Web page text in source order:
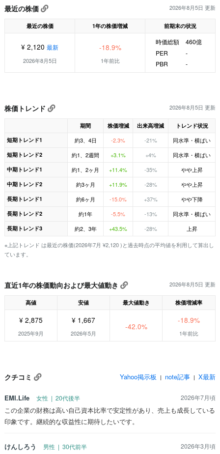
最近の株価 2026年8月5日 更新
最近の株価 1年の株価増減 前期末の状況
¥ 2,120 最新
2026年8月5日
-18.9%
1年前比
時価総額
460億
PER
-
PBR
-
株価トレンド 2026年8月5日 更新
期間 株価増減 出来高増減
トレンド状況
短期トレンド1
約3、4日 -2.3% -21% 同水準・横ばい
短期トレンド2 約1、2週間 +3.1% +4% 同水準・横ばい
中期トレンド1 約1、2ヶ月 +11.4% -35% やや上昇
中期トレンド2 約3ヶ月 +11.9% -28% やや上昇
長期トレンド1 約6ヶ月 -15.0% +37% やや下降
長期トレンド2 約1年 -5.5% -13% 同水準・横ばい
長期トレンド3 約2、3年 +43.5% -28% 上昇
※上記トレンド は最近の株価(2026年7月 ¥2,120 )と過去時点の平均値を利用して算出し
ています。
直近1年の株価動向および最大値動き 2026年8月5日 更新
高値 安値 最大値動き 株価増減率
¥ 2,875
2025年9月
¥ 1,667
2026年5月
-42.0%
-18.9%
1年前比
クチコミ Yahoo掲示板 | note記事 | X最新
EMI.Life 女性 | 20代後半 2026年7月頃
この企業の財務は高い自己資本比率で安定性があり、売上も成長している
印象です。継続的な収益性に期待したいです。
けんしろう 男性 | 30代前半 2026年3月頃